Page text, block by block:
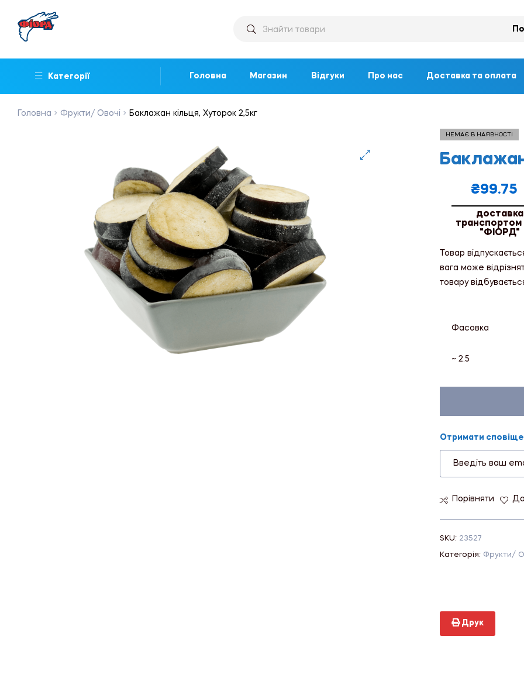
Категорії Головна Магазин Відгуки Про нас Доставка та оплата
Головна Фрукти/ Овочі Баклажан кільця, Хуторок 2,5кг
НЕМАЄ В НАЯВНОСТІ
₴99.75
доставка
"ФІОРД"
Товар
вага може
товару
Фасовка
~ 2.5
Отримати
Порівняти
SKU: 23527
Категорія: Фрукти/
Друк